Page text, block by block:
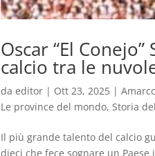
Oscar “El
calcio tra le
daeditor | Ott 23, 2025 |
Le province del mondo, Storia
Il più grande talento del calcio
dieci che fece sognare un